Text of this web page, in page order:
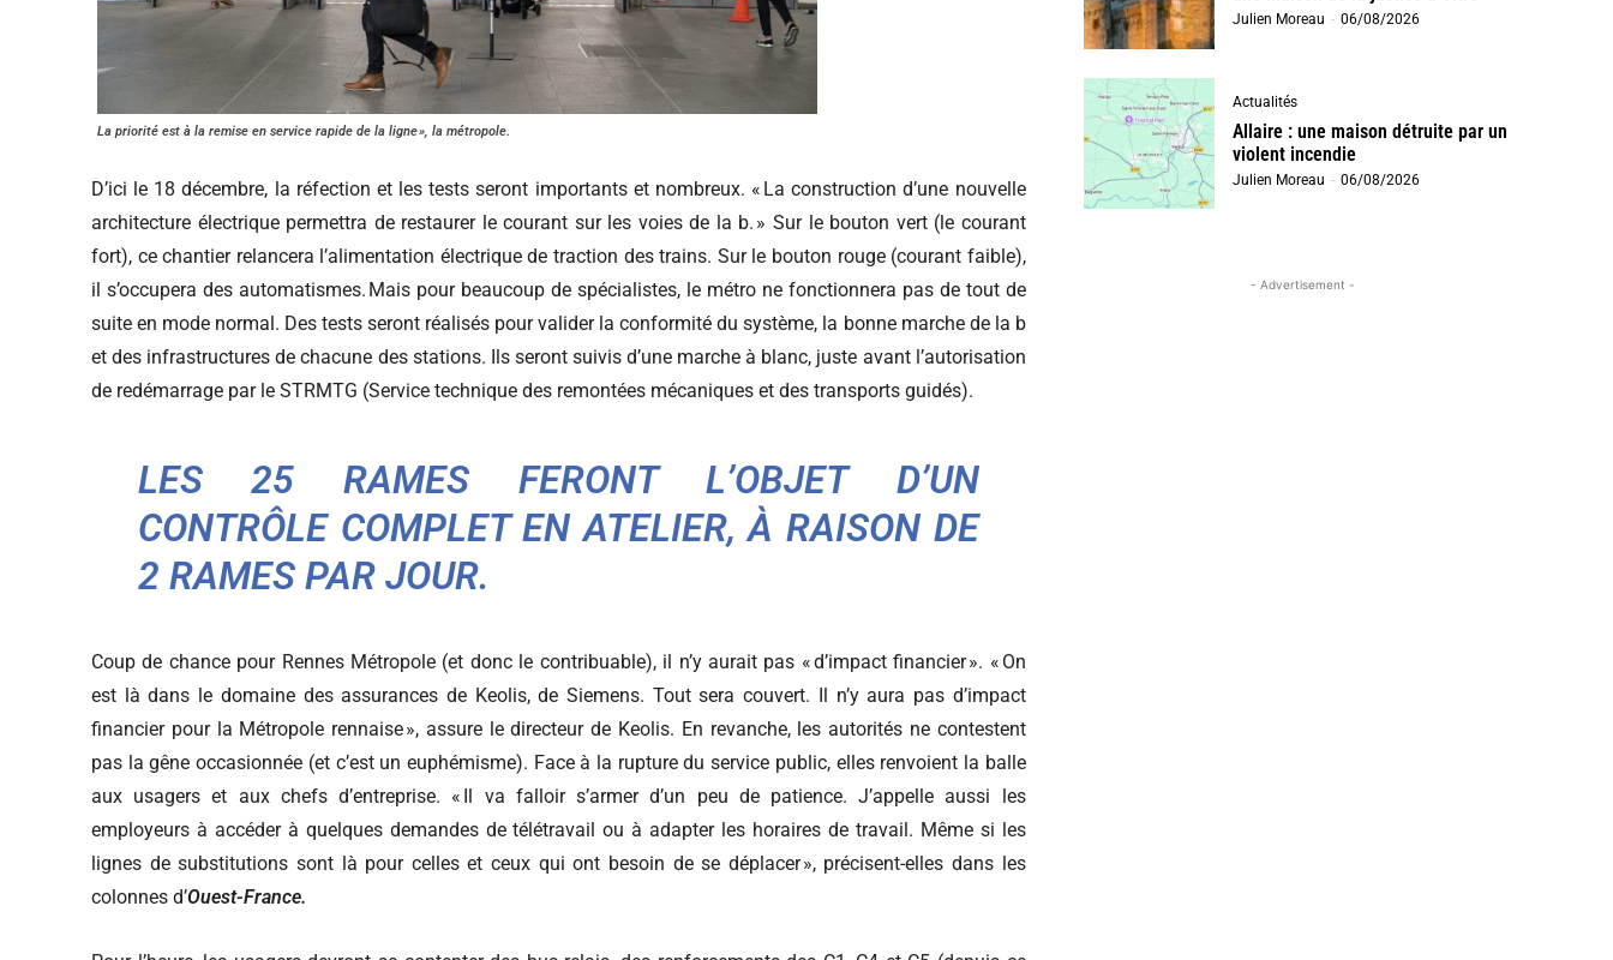
La priorité est à la remise en service rapide de la ligne », la métropole.
D’ici le 18 décembre, la réfection et les tests seront importants et nombreux. « La construction d’une nouvelle
architecture électrique permettra de restaurer le courant sur les voies de la b. » Sur le bouton vert (le courant
fort), ce chantier relancera l’alimentation électrique de traction des trains. Sur le bouton rouge (courant faible),
il s’occupera des automatismes. Mais pour beaucoup de spécialistes, le métro ne fonctionnera pas de tout de
suite en mode normal. Des tests seront réalisés pour valider la conformité du système, la bonne marche de la b
et des infrastructures de chacune des stations. Ils seront suivis d’une marche à blanc, juste avant l’autorisation
de redémarrage par le STRMTG (Service technique des remontées mécaniques et des transports guidés).
LES 25 RAMES FERONT L’OBJET D’UN
CONTRÔLE COMPLET EN ATELIER, À RAISON DE
2 RAMES PAR JOUR.
Coup de chance pour Rennes Métropole (et donc le contribuable), il n’y aurait pas « d’impact financier ». « On
est là dans le domaine des assurances de Keolis, de Siemens. Tout sera couvert. Il n’y aura pas d’impact
financier pour la Métropole rennaise », assure le directeur de Keolis. En revanche, les autorités ne contestent
pas la gêne occasionnée (et c’est un euphémisme). Face à la rupture du service public, elles renvoient la balle
aux usagers et aux chefs d’entreprise. « Il va falloir s’armer d’un peu de patience. J’appelle aussi les
employeurs à accéder à quelques demandes de télétravail ou à adapter les horaires de travail. Même si les
lignes de substitutions sont là pour celles et ceux qui ont besoin de se déplacer », précisent-elles dans les
colonnes d’Ouest-France.
Julien Moreau - 06/08/2026
Actualités
Allaire : une maison détruite par un
violent incendie
Julien Moreau - 06/08/2026
- Advertisement -